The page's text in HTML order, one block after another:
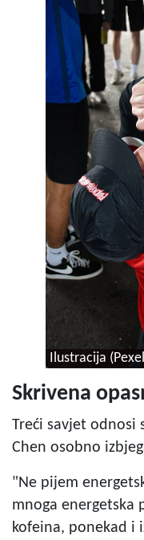
Ilustracija
Skrivena
Treći savjet odnosi
Chen osobno
"Ne pijem
mnoga energetska
kofeina, ponekad i